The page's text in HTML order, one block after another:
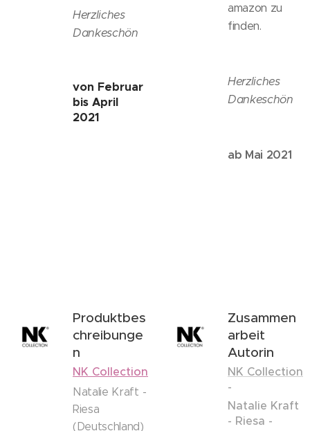
Herzliches
Dankeschön
von Februar
bis April
2021
amazon zu
finden.
Herzliches
Dankeschön
ab Mai 2021
Produktbes
chreibunge
n
NK Collection
Natalie Kraft -
Riesa
(Deutschland)
Zusammen
arbeit
Autorin
NK Collection
-
Natalie Kraft
- Riesa -